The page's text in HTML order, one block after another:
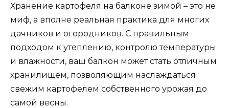
Хранение картофеля на балконе зимой – это не
миф, а вполне реальная практика для многих
дачников и огородников. С правильным
подходом к утеплению, контролю температуры
и влажности, ваш балкон может стать отличным
хранилищем, позволяющим наслаждаться
свежим картофелем собственного урожая до
самой весны.